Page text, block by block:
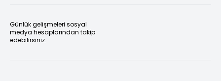
Günlük gelişmeleri sosyal
medya hesaplarından takip
edebilirsiniz.